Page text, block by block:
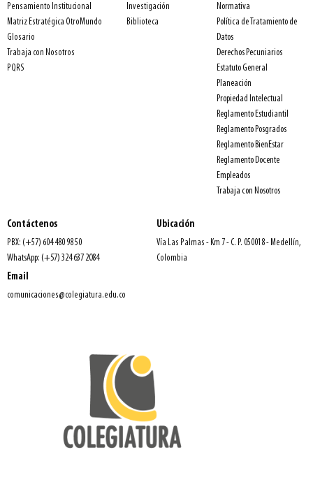
Pensamiento Institucional
Matriz Estratégica OtroMundo
Glosario
Trabaja con Nosotros
PQRS
Investigación
Biblioteca
Normativa
Política de Tratamiento de
Datos
Derechos Pecuniarios
Estatuto General
Planeación
Propiedad Intelectual
Reglamento Estudiantil
Reglamento Posgrados
Reglamento BienEstar
Reglamento Docente
Empleados
Trabaja con Nosotros
Contáctenos
PBX: (+57) 604 480 98 50
WhatsApp: (+57) 324 637 2084
Email
comunicaciones@colegiatura.edu.co
Ubicación
Vía Las Palmas - Km 7 - C. P. 050018 - Medellín,
Colombia